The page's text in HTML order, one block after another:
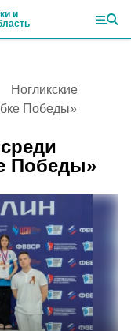
и
Ногликские
Победы»
Победы»